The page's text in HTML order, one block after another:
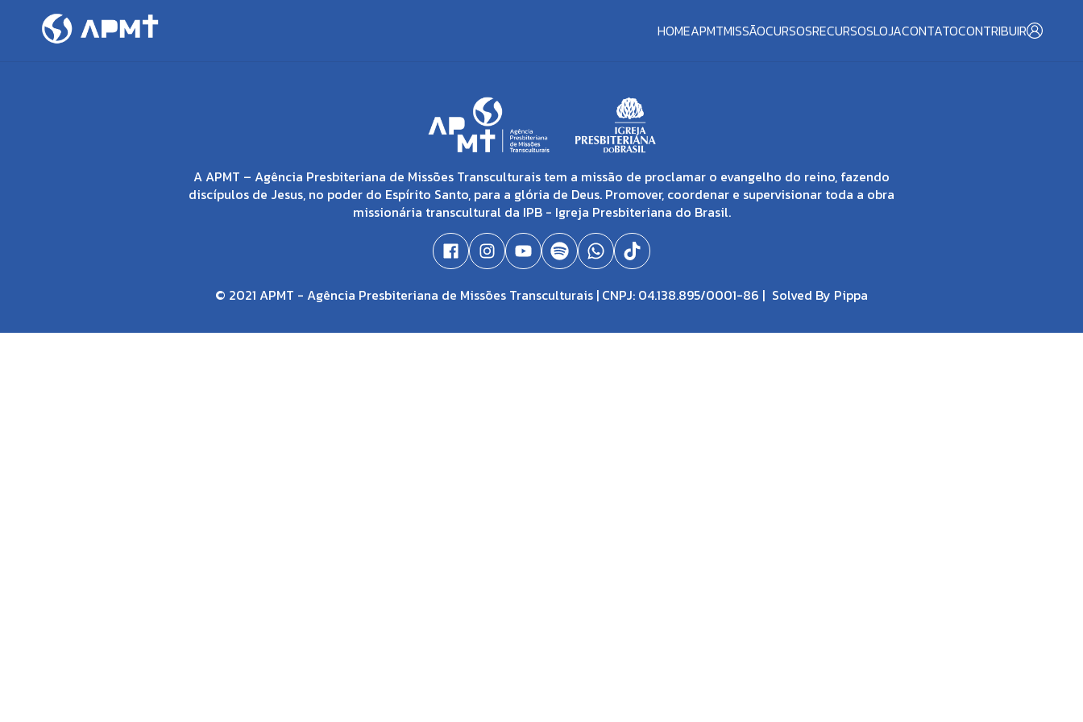
HOMEAPMTMISSÃOCURSOSRECURSOSLOJACONTATOCONTRIBUIR
A APMT – Agência Presbiteriana de Missões Transculturais tem a missão de proclamar o evangelho do reino, fazendo
discípulos de Jesus, no poder do Espírito Santo, para a glória de Deus. Promover, coordenar e supervisionar toda a obra
missionária transcultural da IPB - Igreja Presbiteriana do Brasil.
© 2021 APMT - Agência Presbiteriana de Missões Transculturais | CNPJ: 04.138.895/0001-86 | Solved By Pippa